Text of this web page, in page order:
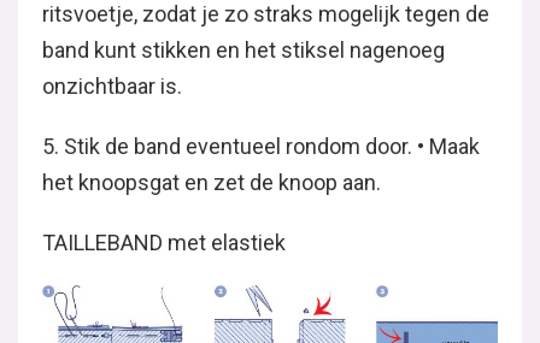
ritsvoetje, zodat je zo straks mogelijk tegen de
band kunt stikken en het stiksel nagenoeg
onzichtbaar is.
5. Stik de band eventueel rondom door. • Maak
het knoopsgat en zet de knoop aan.
TAILLEBAND met elastiek